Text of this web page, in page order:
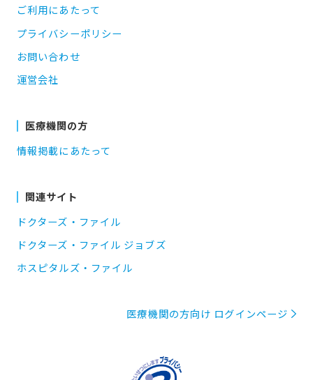
ご利用にあたって
プライバシーポリシー
お問い合わせ
運営会社
医療機関の方
情報掲載にあたって
関連サイト
ドクターズ・ファイル
ドクターズ・ファイル ジョブズ
ホスピタルズ・ファイル
医療機関の方向け ログインページ